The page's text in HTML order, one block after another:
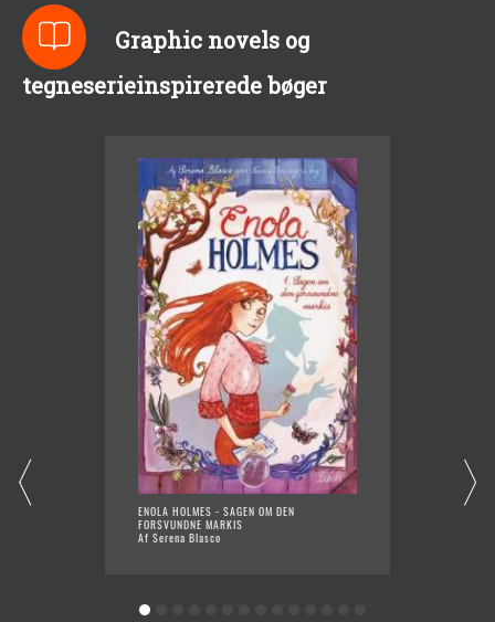
Graphic novels og
tegneserieinspirerede bøger
ENOLA HOLMES - SAGEN OM DEN
FORSVUNDNE MARKIS
Af Serena Blasco
VAND